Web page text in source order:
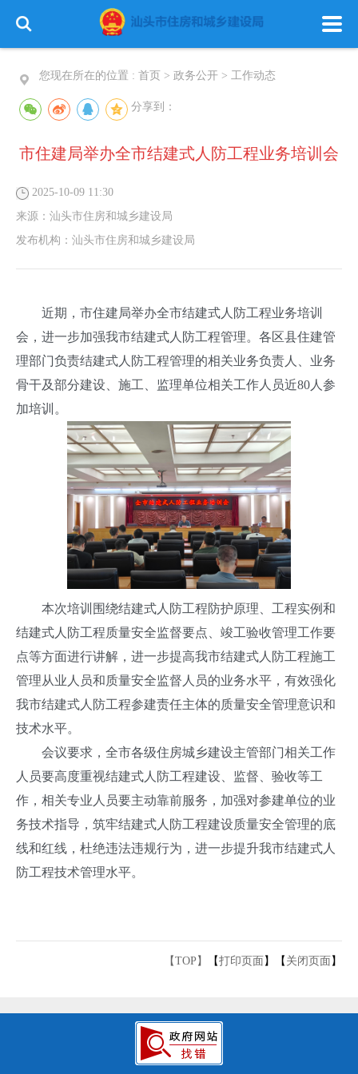
您现在所在的位置 : 首页 > 政务公开 > 工作动态
分享到：
市住建局举办全市结建式人防工程业务培训会
2025-10-09 11:30
来源： 汕头市住房和城乡建设局
发布机构： 汕头市住房和城乡建设局
近期，市住建局举办全市结建式人防工程业务培训
会， 进一步加强我市结建式人防工程管理。各区县住建管
理部门负责结建式人防工程管理的相关业务负责人、业务
骨干及部分建设、施工、监理单位相关工作人员近80人参
加培训。
本次培训围绕结建式人防工程防护原理、工程实例和
结建式人防工程质量安全监督要点、竣工验收管理工作要
点等方面进行讲解，进一步提高我市结建式人防工程施工
管理从业人员和质量安全监督人员的业务水平，有效强化
我市结建式人防工程参建责任主体的质量安全管理意识和
技术水平。
会议要求，全市各级住房城乡建设主管部门相关工作
人员要高度重视结建式人防工程建设、监督、验收等工
作，相关专业人员要主动靠前服务，加强对参建单位的业
务技术指导，筑牢结建式人防工程建设质量安全管理的底
线和红线，杜绝违法违规行为，进一步提升我市结建式人
防工程技术管理水平。
【TOP】 【打印页面 】【 关闭页面 】